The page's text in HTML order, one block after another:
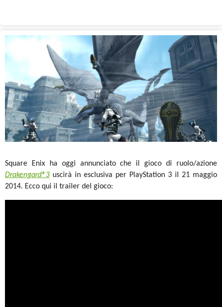
Square Enix ha oggi annunciato che il gioco di ruolo/azione
Drakengard®3 uscirà in esclusiva per PlayStation 3 il 21 maggio
2014. Ecco qui il trailer del gioco: